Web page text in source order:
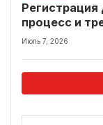
процесс и
Июль 7, 2026